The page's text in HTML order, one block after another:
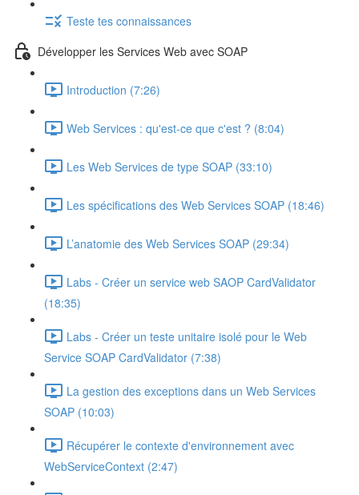
Teste tes connaissances
Développer les Services Web avec SOAP
Introduction (7:26)
Web Services : qu'est-ce que c'est ? (8:04)
Les Web Services de type SOAP (33:10)
Les spécifications des Web Services SOAP (18:46)
L’anatomie des Web Services SOAP (29:34)
Labs - Créer un service web SAOP CardValidator
(18:35)
Labs - Créer un teste unitaire isolé pour le Web
Service SOAP CardValidator (7:38)
La gestion des exceptions dans un Web Services
SOAP (10:03)
Récupérer le contexte d'environnement avec
WebServiceContext (2:47)